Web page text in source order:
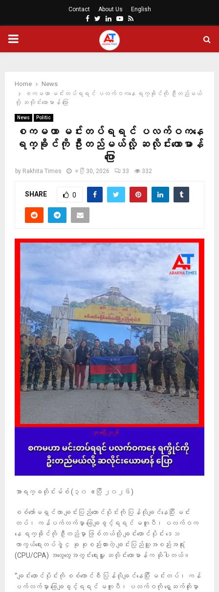
Contact About Us English
Facebook
Twitter
LinkedinYoutube
Rss
PRIMARY
Home
News
စကမဟာ မင်းတပ်ရရင် ပလက်ဝကနေ ရက္ခိုင်ကို ဦးတည်မယ်
လို့ ဆလိုင်းယောမာန် ပြော
News Politic
စကမဟာ မင်းတပ်ရရင် ပလက်ဝကနေ
ရက္ခိုင်ကို ဦးတည်မယ်လို့ ဆလိုင်းယောမာန်
ပြော
by Rakhita Times ဧပြီ 30, 2026 33 332
SHARE 0
အာရက္ခတိုင်းမ်စ် (၃၀ ဧပြီ ၂၀၂၆)
စစ်ကော်မရှင်ဟာ ချင်းပြည်တောင်ပိုင်းကို ပြန်လိုချင်နေပြီး မင်း
တပ်၊ ကန်ပက်လက်မှာ ခြေချခွင့်ရရင် မတူပီ၊ ပလက်ဝက
နေ ရက္ခိုင်ကို ဦးတည်မှာ ဖြစ်တယ်လို့ ချင်းတောင်ပိုင်း ဒေသ
ကာကွယ်ရေးတပ်ဖွဲ့ ၄ ခု စုစည်းထားတဲ့ ချင်းပြည်သူ့အစည်းအရုံး
(CPU/CPA) အထွေထွေအတွင်းရေးမှူး ဆလိုင်းယောမာန်က ဆိုပါတယ်။
“ချင်းတောင်ပိုင်းကို စစ်ကောင်စီ ပြန်လိုချင်နေပြီး မင်းတပ်၊ ကန်
ပက်လက်မှာ ခြေချခွင့်ရရင် မတူပီ၊ ပလက်ဝကို ရှေ့ဆက်တိုးမှာ